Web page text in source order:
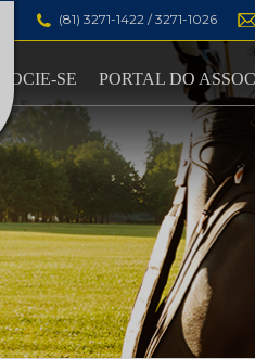
(81) 3271-1422 / 3271-1026
SE PORTAL DO